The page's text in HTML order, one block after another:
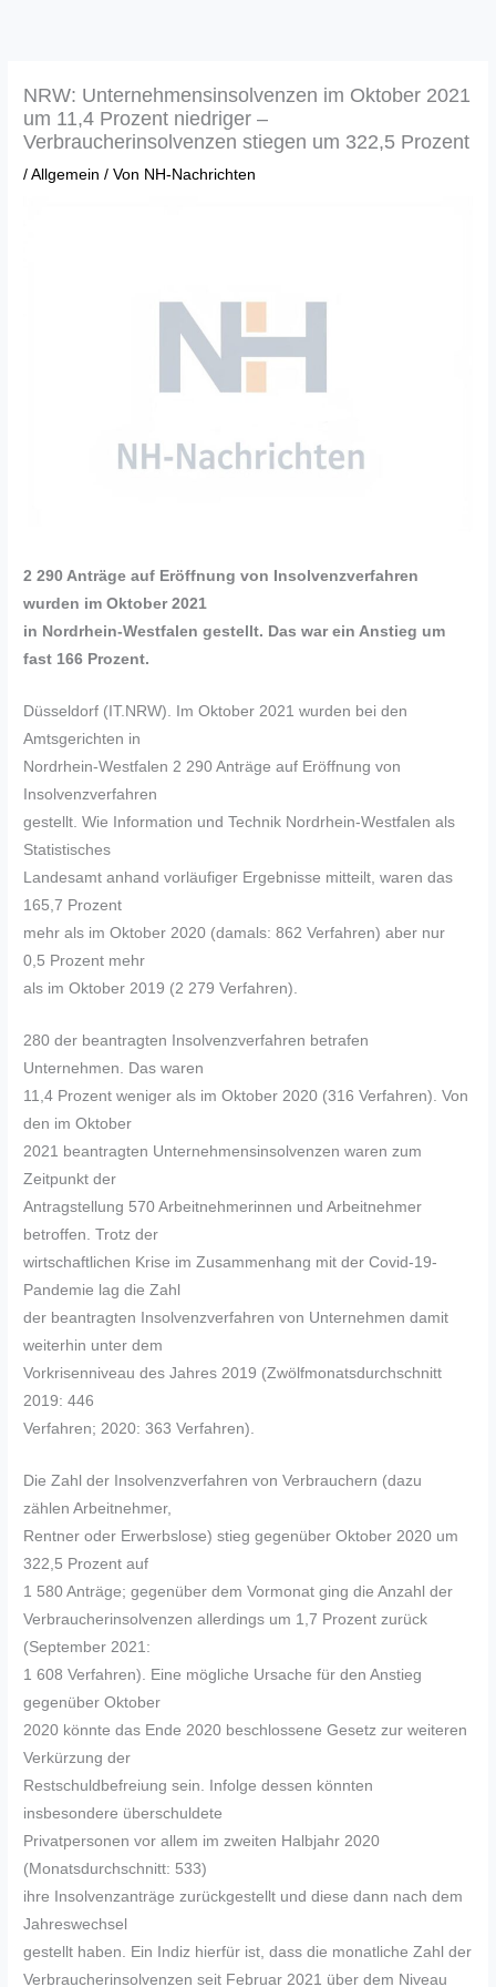
NRW: Unternehmensinsolvenzen im Oktober 2021
um 11,4 Prozent niedriger –
Verbraucherinsolvenzen stiegen um 322,5 Prozent
/Allgemein / Von NH-Nachrichten
2 290 Anträge auf Eröffnung von Insolvenzverfahren
wurden im Oktober 2021
in Nordrhein-Westfalen gestellt. Das war ein Anstieg um
fast 166 Prozent.
Düsseldorf (IT.NRW). Im Oktober 2021 wurden bei den
Amtsgerichten in
Nordrhein-Westfalen 2 290 Anträge auf Eröffnung von
Insolvenzverfahren
gestellt. Wie Information und Technik Nordrhein-Westfalen als
Statistisches
Landesamt anhand vorläufiger Ergebnisse mitteilt, waren das
165,7 Prozent
mehr als im Oktober 2020 (damals: 862 Verfahren) aber nur
0,5 Prozent mehr
als im Oktober 2019 (2 279 Verfahren).
280 der beantragten Insolvenzverfahren betrafen
Unternehmen. Das waren
11,4 Prozent weniger als im Oktober 2020 (316 Verfahren). Von
den im Oktober
2021 beantragten Unternehmensinsolvenzen waren zum
Zeitpunkt der
Antragstellung 570 Arbeitnehmerinnen und Arbeitnehmer
betroffen. Trotz der
wirtschaftlichen Krise im Zusammenhang mit der Covid-19-
Pandemie lag die Zahl
der beantragten Insolvenzverfahren von Unternehmen damit
weiterhin unter dem
Vorkrisenniveau des Jahres 2019 (Zwölfmonatsdurchschnitt
2019: 446
Verfahren; 2020: 363 Verfahren).
Die Zahl der Insolvenzverfahren von Verbrauchern (dazu
zählen Arbeitnehmer,
Rentner oder Erwerbslose) stieg gegenüber Oktober 2020 um
322,5 Prozent auf
1 580 Anträge; gegenüber dem Vormonat ging die Anzahl der
Verbraucherinsolvenzen allerdings um 1,7 Prozent zurück
(September 2021:
1 608 Verfahren). Eine mögliche Ursache für den Anstieg
gegenüber Oktober
2020 könnte das Ende 2020 beschlossene Gesetz zur weiteren
Verkürzung der
Restschuldbefreiung sein. Infolge dessen könnten
insbesondere überschuldete
Privatpersonen vor allem im zweiten Halbjahr 2020
(Monatsdurchschnitt: 533)
ihre Insolvenzanträge zurückgestellt und diese dann nach dem
Jahreswechsel
gestellt haben. Ein Indiz hierfür ist, dass die monatliche Zahl der
Verbraucherinsolvenzen seit Februar 2021 über dem Niveau